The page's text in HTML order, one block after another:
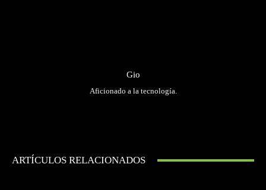
Gio
Aficionado a la tecnología.
ARTÍCULOS RELACIONADOS